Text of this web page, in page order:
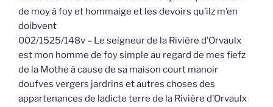
de moy à foy et hommaige et les devoirs qu’ilz m’en
doibvent
002/1525/148v – Le seigneur de la Rivière d’Orvaulx
est mon homme de foy simple au regard de mes fiefz
de la Mothe à cause de sa maison court manoir
doufves vergers jardrins et autres choses des
appartenances de ladicte terre de la Rivière d’Orvaulx